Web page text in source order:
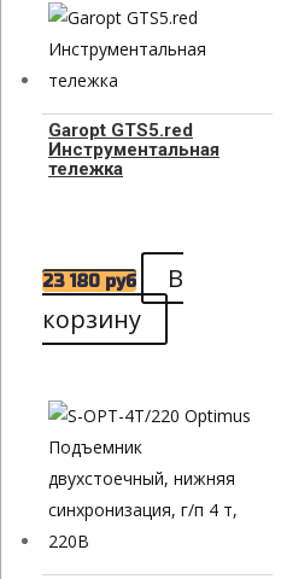
Garopt GTS5.red
Инструментальная
тележка
23 180 руб
В
корзину